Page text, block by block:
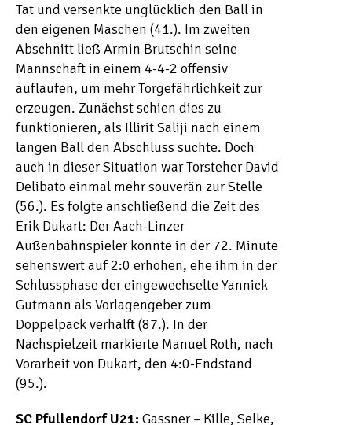
Tat und versenkte unglücklich den Ball in
den eigenen Maschen (41.). Im zweiten
Abschnitt ließ Armin Brutschin seine
Mannschaft in einem 4-4-2 offensiv
auflaufen, um mehr Torgefährlichkeit zur
erzeugen. Zunächst schien dies zu
funktionieren, als Illirit Saliji nach einem
langen Ball den Abschluss suchte. Doch
auch in dieser Situation war Torsteher David
Delibato einmal mehr souverän zur Stelle
(56.). Es folgte anschließend die Zeit des
Erik Dukart: Der Aach-Linzer
Außenbahnspieler konnte in der 72. Minute
sehenswert auf 2:0 erhöhen, ehe ihm in der
Schlussphase der eingewechselte Yannick
Gutmann als Vorlagengeber zum
Doppelpack verhalft (87.). In der
Nachspielzeit markierte Manuel Roth, nach
Vorarbeit von Dukart, den 4:0-Endstand
(95.).
SC Pfullendorf U21: Gassner – Kille, Selke,